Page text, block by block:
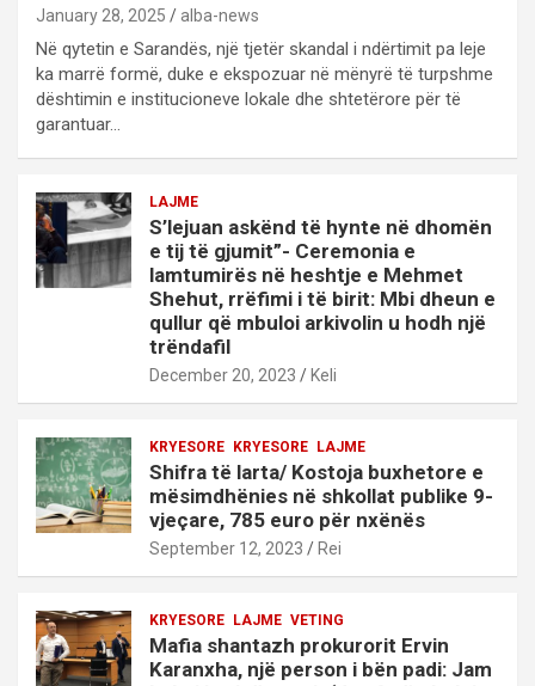
January 28, 2025 alba-news
Në qytetin e Sarandës, një tjetër skandal i ndërtimit pa leje
ka marrë formë, duke e ekspozuar në mënyrë të turpshme
dështimin e institucioneve lokale dhe shtetërore për të
garantuar…
LAJME
S’lejuan askënd të hynte në dhomën
e tij të gjumit”- Ceremonia e
lamtumirës në heshtje e Mehmet
Shehut, rrëfimi i të birit: Mbi dheun e
qullur që mbuloi arkivolin u hodh një
trëndafil
December 20, 2023 Keli
KRYESORE KRYESORE LAJME
Shifra të larta/ Kostoja buxhetore e
mësimdhënies në shkollat publike 9-
vjeçare, 785 euro për nxënës
September 12, 2023 Rei
KRYESORE LAJME VETING
Mafia shantazh prokurorit Ervin
Karanxha, një person i bën padi: Jam